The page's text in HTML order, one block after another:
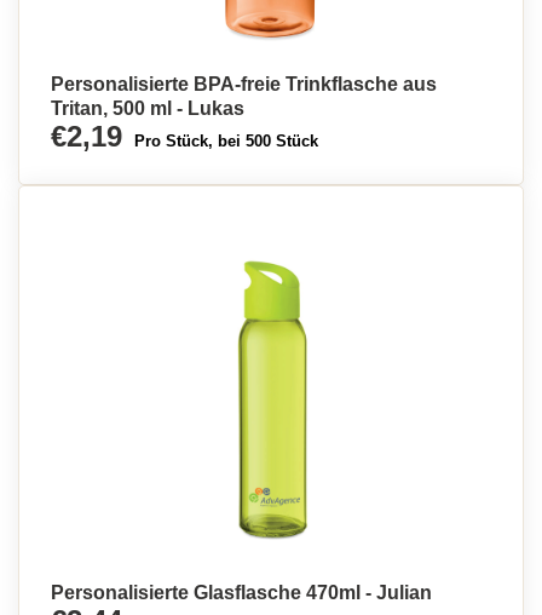
Personalisierte BPA-freie Trinkflasche aus
Tritan, 500 ml - Lukas
€2,19 Pro Stück, bei 500 Stück
Personalisierte Glasflasche 470ml - Julian